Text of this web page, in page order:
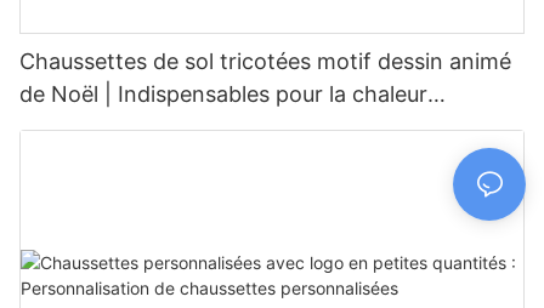
Chaussettes de sol tricotées motif dessin animé
de Noël | Indispensables pour la chaleur
hivernale